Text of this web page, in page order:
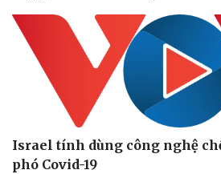
Israel tính dùng công nghệ
phó Covid-19